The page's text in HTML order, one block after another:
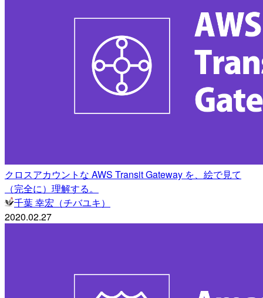
クロスアカウントな AWS Transit Gateway を、絵で見て
（完全に）理解する。
千葉 幸宏（チバユキ）
2020.02.27